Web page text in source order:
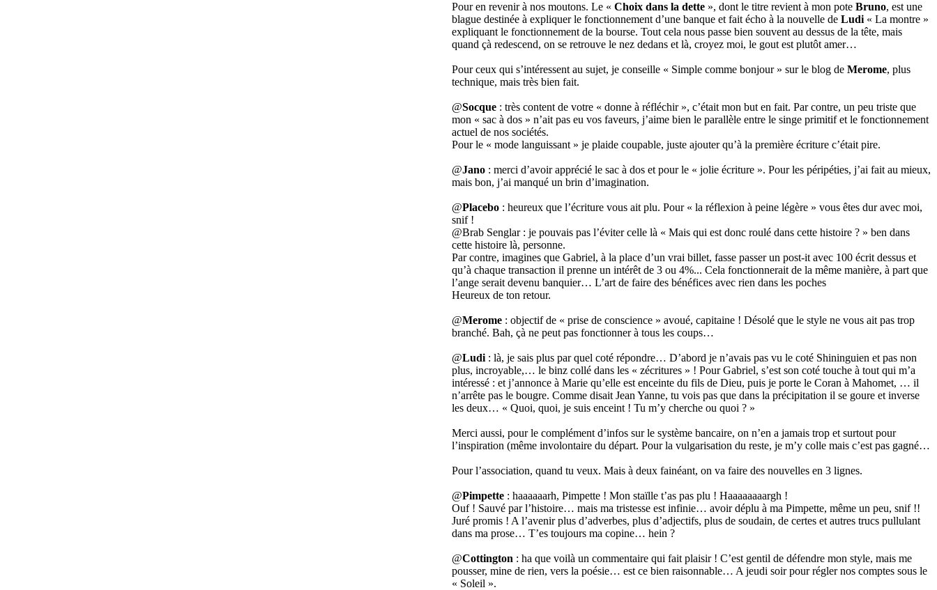
Pour en revenir à nos moutons. Le « Choix dans la dette », dont le titre revient à mon pote Bruno, est une
blague destinée à expliquer le fonctionnement d’une banque et fait écho à la nouvelle de Ludi « La montre »
expliquant le fonctionnement de la bourse. Tout cela nous passe bien souvent au dessus de la tête, mais
quand çà redescend, on se retrouve le nez dedans et là, croyez moi, le gout est plutôt amer…
Pour ceux qui s’intéressent au sujet, je conseille « Simple comme bonjour » sur le blog de Merome, plus
technique, mais très bien fait.
@Socque : très content de votre « donne à réfléchir », c’était mon but en fait. Par contre, un peu triste que
mon « sac à dos » n’ait pas eu vos faveurs, j’aime bien le parallèle entre le singe primitif et le fonctionnement
actuel de nos sociétés.
Pour le « mode languissant » je plaide coupable, juste ajouter qu’à la première écriture c’était pire.
@Jano : merci d’avoir apprécié le sac à dos et pour le « jolie écriture ». Pour les péripéties, j’ai fait au mieux,
mais bon, j’ai manqué un brin d’imagination.
@Placebo : heureux que l’écriture vous ait plu. Pour « la réflexion à peine légère » vous êtes dur avec moi,
snif !
@Brab Senglar : je pouvais pas l’éviter celle là « Mais qui est donc roulé dans cette histoire ? » ben dans
cette histoire là, personne.
Par contre, imagines que Gabriel, à la place d’un vrai billet, fasse passer un post-it avec 100 écrit dessus et
qu’à chaque transaction il prenne un intérêt de 3 ou 4%... Cela fonctionnerait de la même manière, à part que
l’ange serait devenu banquier… L’art de faire des bénéfices avec rien dans les poches
Heureux de ton retour.
@Merome : objectif de « prise de conscience » avoué, capitaine ! Désolé que le style ne vous ait pas trop
branché. Bah, çà ne peut pas fonctionner à tous les coups…
@Ludi : là, je sais plus par quel coté répondre… D’abord je n’avais pas vu le coté Shininguien et pas non
plus, incroyable,… le binz collé dans les « zécritures » ! Pour Gabriel, s’est son coté touche à tout qui m’a
intéressé : et j’annonce à Marie qu’elle est enceinte du fils de Dieu, puis je porte le Coran à Mahomet, … il
n’arrête pas le bougre. Comme disait Jean Yanne, tu vois pas que dans la précipitation il se goure et inverse
les deux… « Quoi, quoi, je suis enceint ! Tu m’y cherche ou quoi ? »
Merci aussi, pour le complément d’infos sur le système bancaire, on n’en a jamais trop et surtout pour
l’inspiration (même involontaire du départ. Pour la vulgarisation du reste, je m’y colle mais c’est pas gagné…
Pour l’association, quand tu veux. Mais à deux fainéant, on va faire des nouvelles en 3 lignes.
@Pimpette : haaaaaarh, Pimpette ! Mon staïlle t’as pas plu ! Haaaaaaaargh !
Ouf ! Sauvé par l’histoire… mais ma tristesse est infinie… avoir déplu à ma Pimpette, même un peu, snif !!
Juré promis ! A l’avenir plus d’adverbes, plus d’adjectifs, plus de soudain, de certes et autres trucs pullulant
dans ma prose… T’es toujours ma copine… hein ?
@Cottington : ha que voilà un commentaire qui fait plaisir ! C’est gentil de défendre mon style, mais me
pousser, mine de rien, vers la poésie… est ce bien raisonnable… A jeudi soir pour régler nos comptes sous le
« Soleil ».